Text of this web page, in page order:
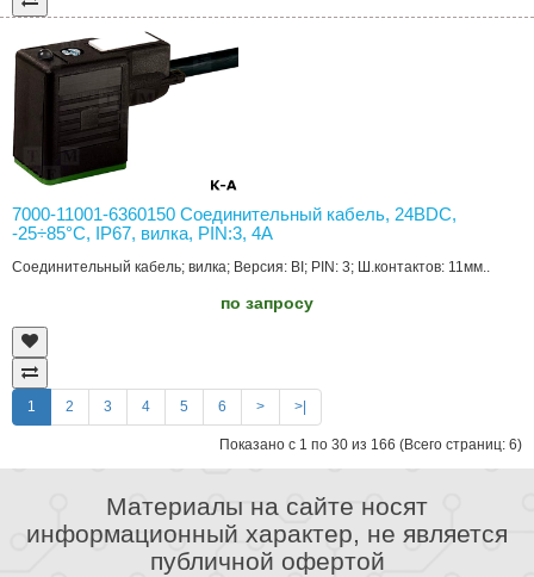
7000-11001-6360150 Соединительный кабель, 24ВDC,
-25÷85°C, IP67, вилка, PIN:3, 4А
Соединительный кабель; вилка; Версия: BI; PIN: 3; Ш.контактов: 11мм..
по запросу
1 2 3 4 5 6 > >|
Показано с 1 по 30 из 166 (Всего страниц: 6)
Материалы на сайте носят
информационный характер, не является
публичной офертой